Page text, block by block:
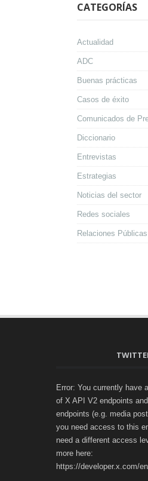
CATEGORÍAS
Actualidad
ADC
Buenas prácticas
Casos de éxito
Comunicados de
Diccionario
Entrevistas
Estrategias
Noticias del sector
Redes sociales
Relaciones Públicas
Error: You currently have
of X API V2 endpoints
endpoints (e.g. media
you need access to this
need a different access
more here:
https://developer.x.com/